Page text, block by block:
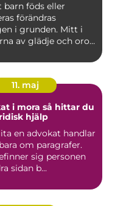
barn föds eller
förändras
i grunden. Mitt i
av glädje och oro
11. maj
så hittar du
hjälp
en advokat handlar
om paragrafer.
sig personen
sidan b...